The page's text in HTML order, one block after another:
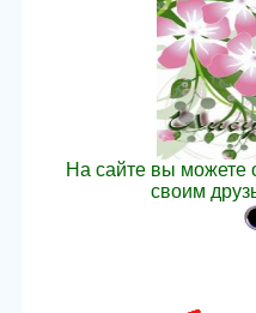
На сайте вы можете
своим